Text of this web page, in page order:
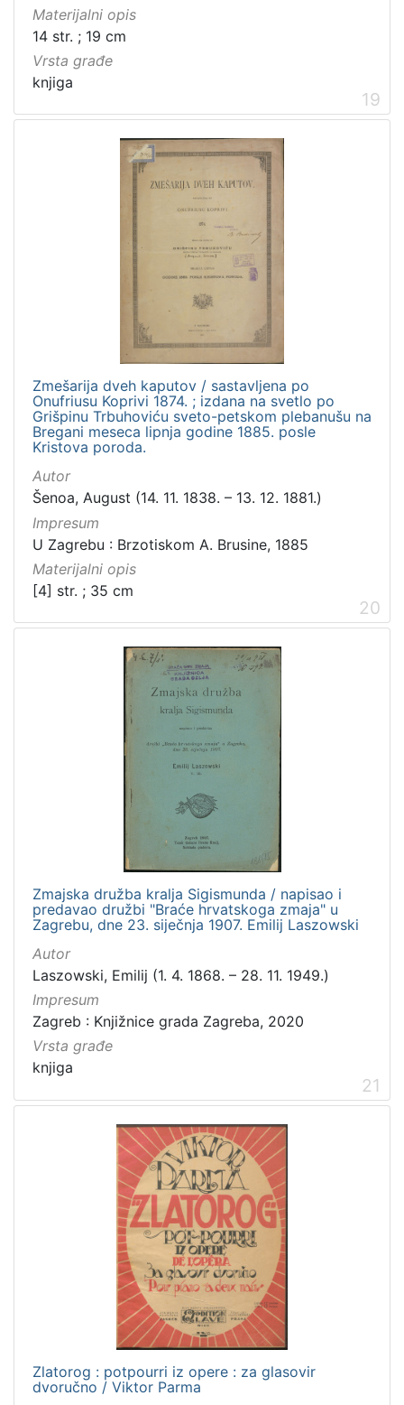
Materijalni opis
14 str. ; 19 cm
Vrsta građe
knjiga
19
Zmešarija dveh kaputov / sastavljena po
Onufriusu Koprivi 1874. ; izdana na svetlo po
Grišpinu Trbuhoviću sveto-petskom plebanušu na
Bregani meseca lipnja godine 1885. posle
Kristova poroda.
Autor
Šenoa, August (14. 11. 1838. – 13. 12. 1881.)
Impresum
U Zagrebu : Brzotiskom A. Brusine, 1885
Materijalni opis
[4] str. ; 35 cm
20
Zmajska družba kralja Sigismunda / napisao i
predavao družbi "Braće hrvatskoga zmaja" u
Zagrebu, dne 23. siječnja 1907. Emilij Laszowski
Autor
Laszowski, Emilij (1. 4. 1868. – 28. 11. 1949.)
Impresum
Zagreb : Knjižnice grada Zagreba, 2020
Vrsta građe
knjiga
21
Zlatorog : potpourri iz opere : za glasovir
dvoručno / Viktor Parma